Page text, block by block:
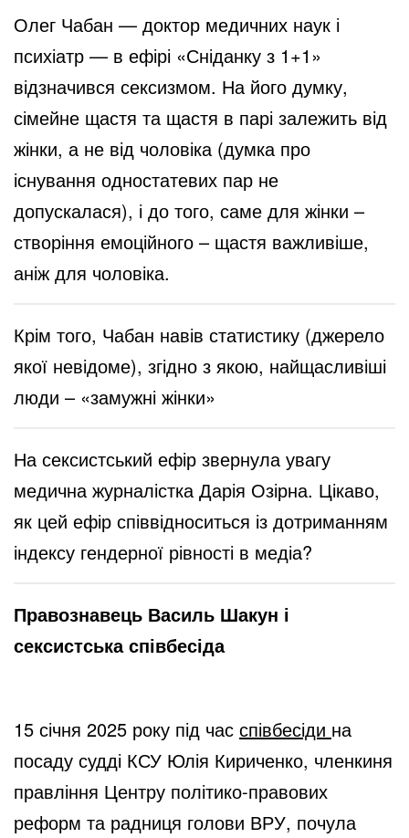
Олег Чабан — доктор медичних наук і
психіатр — в ефірі «Сніданку з 1+1»
відзначився сексизмом. На його думку,
сімейне щастя та щастя в парі залежить від
жінки, а не від чоловіка (думка про
існування одностатевих пар не
допускалася), і до того, саме для жінки –
створіння емоційного – щастя важливіше,
аніж для чоловіка.
Крім того, Чабан навів статистику (джерело
якої невідоме), згідно з якою, найщасливіші
люди – «замужні жінки»
На сексистський ефір звернула увагу
медична журналістка Дарія Озірна. Цікаво,
як цей ефір співвідноситься із дотриманням
індексу гендерної рівності в медіа?
Правознавець Василь Шакун і
сексистська співбесіда
15 січня 2025 року під час співбесіди на
посаду судді КСУ Юлія Кириченко, членкиня
правління Центру політико-правових
реформ та радниця голови ВРУ, почула